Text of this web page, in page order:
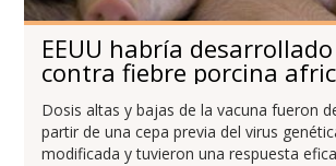
EEUU habría
contra fiebre porcina
Dosis altas y bajas de la vacuna fueron
partir de una cepa previa del virus
modificada y tuvieron una respuesta